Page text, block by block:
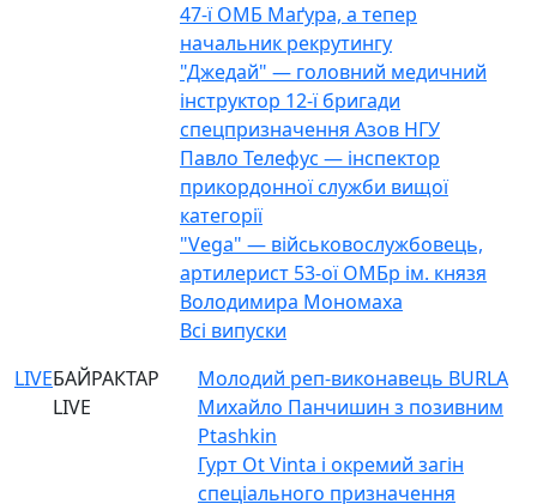
47-ї ОМБ Маґура, а тепер
начальник рекрутингу
"Джедай" — головний медичний
інструктор 12-ї бригади
спецпризначення Азов НГУ
Павло Телефус — інспектор
прикордонної служби вищої
категорії
"Vega" — військовослужбовець,
артилерист 53-ої ОМБр ім. князя
Володимира Мономаха
Всі випуски
LIVEБАЙРАКТАР
LIVE
Молодий реп-виконавець BURLA
Михайло Панчишин з позивним
Ptashkin
Гурт Ot Vinta і окремий загін
спеціального призначення